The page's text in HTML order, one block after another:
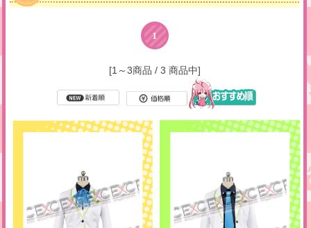
1
[1～3商品 / 3 商品中]